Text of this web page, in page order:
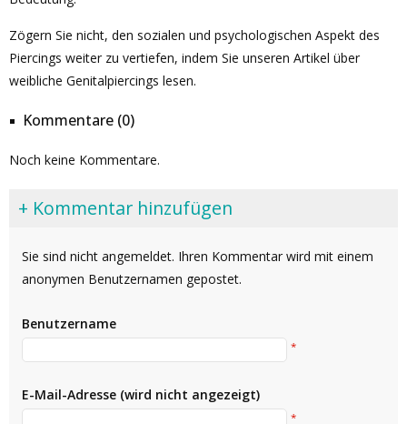
Zögern Sie nicht, den sozialen und psychologischen Aspekt des
Piercings weiter zu vertiefen, indem Sie unseren Artikel über
weibliche Genitalpiercings lesen.
Kommentare (0)
Noch keine Kommentare.
+ Kommentar hinzufügen
Sie sind nicht angemeldet. Ihren Kommentar wird mit einem
anonymen Benutzernamen gepostet.
Benutzername
*
E-Mail-Adresse (wird nicht angezeigt)
*